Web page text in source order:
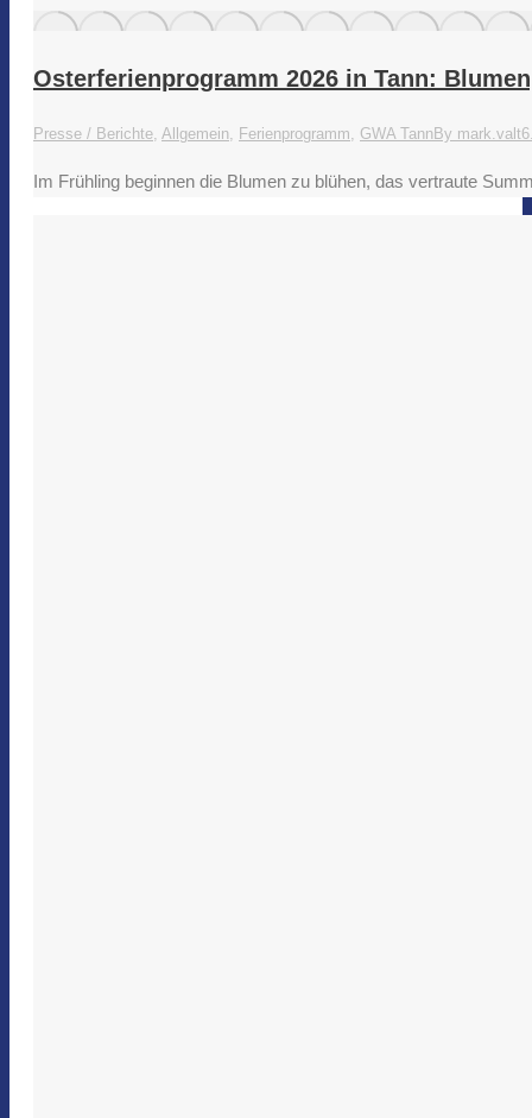
Osterferienprogramm 2026 in Tann:
Presse / Berichte, Allgemein, Ferienprogramm, GWA TannBy mark.valt
Im Frühling beginnen die Blumen zu blühen, das vertraute